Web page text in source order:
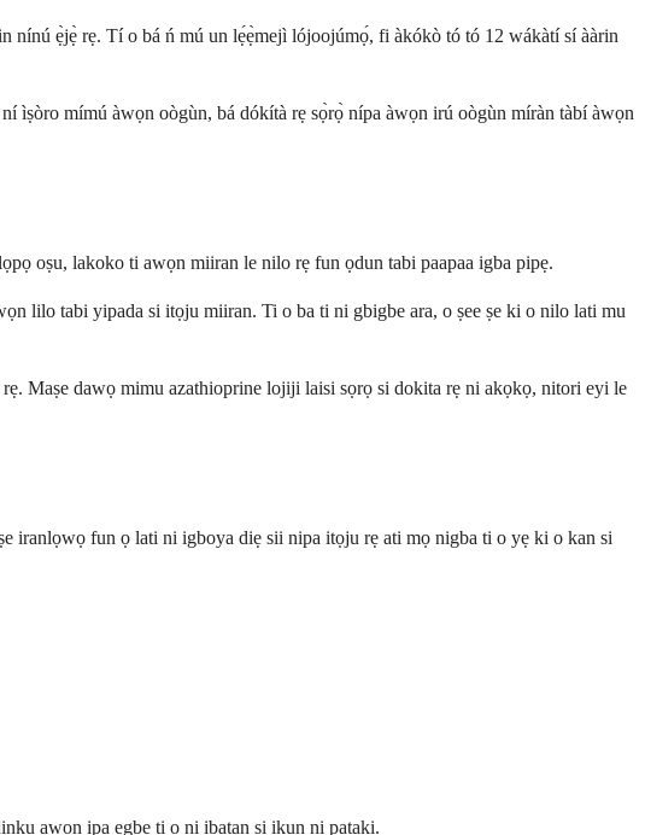
ẹ̀jẹ̀ rẹ. Tí o bá ń mú un lẹ́ẹ̀mejì lójoojúmọ́, fi àkókò tó tó 12 wákàtí sí ààrin
ìṣòro mímú àwọn oògùn, bá dókítà rẹ sọ̀rọ̀ nípa àwọn irú oògùn míràn tàbí àwọn
oṣu, lakoko ti awọn miiran le nilo rẹ fun ọdun tabi paapaa igba pipẹ.
lilo tabi yipada si itọju miiran. Ti o ba ti ni gbigbe ara, o ṣee ṣe ki o nilo lati mu
Maṣe dawọ mimu azathioprine lojiji laisi sọrọ si dokita rẹ ni akọkọ, nitori eyi le
iranlọwọ fun ọ lati ni igboya diẹ sii nipa itọju rẹ ati mọ nigba ti o yẹ ki o kan si
awọn ipa ẹgbẹ ti o ni ibatan si ikun ni pataki.